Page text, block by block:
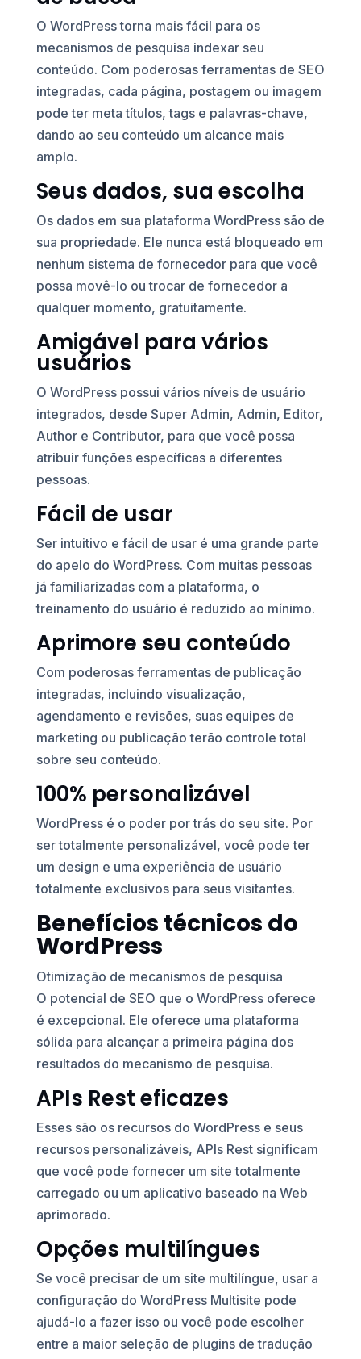
O WordPress torna mais fácil para os
mecanismos de pesquisa indexar seu
conteúdo. Com poderosas ferramentas de SEO
integradas, cada página, postagem ou imagem
pode ter meta títulos, tags e palavras-chave,
dando ao seu conteúdo um alcance mais
amplo.
Seus dados, sua escolha
Os dados em sua plataforma WordPress são de
sua propriedade. Ele nunca está bloqueado em
nenhum sistema de fornecedor para que você
possa movê-lo ou trocar de fornecedor a
qualquer momento, gratuitamente.
Amigável para vários
usuários
O WordPress possui vários níveis de usuário
integrados, desde Super Admin, Admin, Editor,
Author e Contributor, para que você possa
atribuir funções específicas a diferentes
pessoas.
Fácil de usar
Ser intuitivo e fácil de usar é uma grande parte
do apelo do WordPress. Com muitas pessoas
já familiarizadas com a plataforma, o
treinamento do usuário é reduzido ao mínimo.
Aprimore seu conteúdo
Com poderosas ferramentas de publicação
integradas, incluindo visualização,
agendamento e revisões, suas equipes de
marketing ou publicação terão controle total
sobre seu conteúdo.
100% personalizável
WordPress é o poder por trás do seu site. Por
ser totalmente personalizável, você pode ter
um design e uma experiência de usuário
totalmente exclusivos para seus visitantes.
Benefícios técnicos do
WordPress
Otimização de mecanismos de pesquisa
O potencial de SEO que o WordPress oferece
é excepcional. Ele oferece uma plataforma
sólida para alcançar a primeira página dos
resultados do mecanismo de pesquisa.
APIs Rest eficazes
Esses são os recursos do WordPress e seus
recursos personalizáveis, APIs Rest significam
que você pode fornecer um site totalmente
carregado ou um aplicativo baseado na Web
aprimorado.
Opções multilíngues
Se você precisar de um site multilíngue, usar a
configuração do WordPress Multisite pode
ajudá-lo a fazer isso ou você pode escolher
entre a maior seleção de plugins de tradução